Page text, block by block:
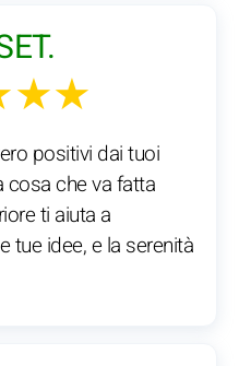
positivi dai tuoi
cosa che va fatta
ti aiuta a
tue idee, e la serenità